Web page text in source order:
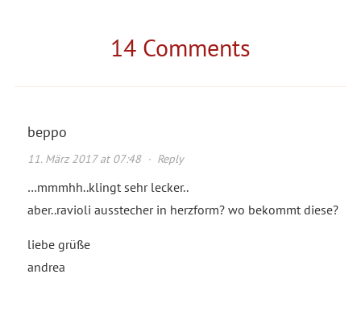
14 Comments
beppo
11. März 2017 at 07:48· Reply
…mmmhh..klingt sehr lecker..
aber..ravioli ausstecher in herzform? wo bekommt diese?
liebe grüße
andrea